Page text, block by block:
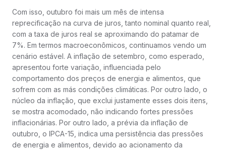
Com isso, outubro foi mais um mês de intensa
reprecificação na curva de juros, tanto nominal quanto real,
com a taxa de juros real se aproximando do patamar de
7%. Em termos macroeconômicos, continuamos vendo um
cenário estável. A inflação de setembro, como esperado,
apresentou forte variação, influenciada pelo
comportamento dos preços de energia e alimentos, que
sofrem com as más condições climáticas. Por outro lado, o
núcleo da inflação, que exclui justamente esses dois itens,
se mostra acomodado, não indicando fortes pressões
inflacionárias. Por outro lado, a prévia da inflação de
outubro, o IPCA-15, indica uma persistência das pressões
de energia e alimentos, devido ao acionamento da